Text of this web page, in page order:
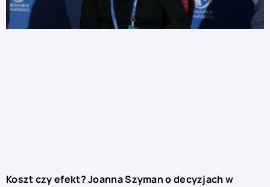
Koszt czy efekt? Joanna Szyman o decyzjach w